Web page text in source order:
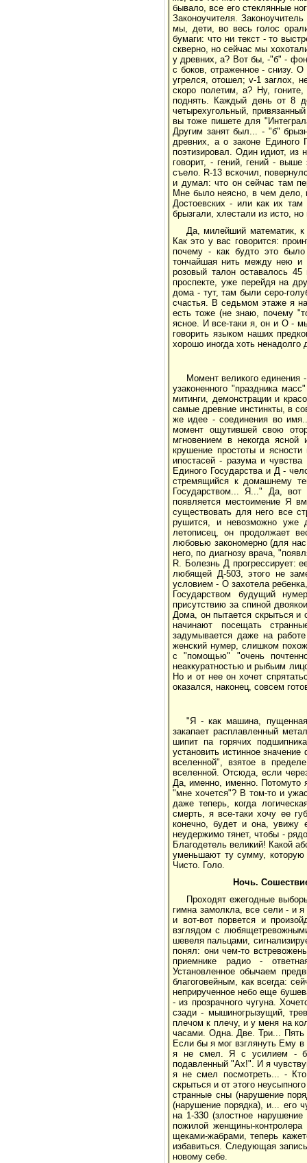
бывало, все его стеклянные
Законоучителя.
мы, дети, во весь голос
бумаги: что ни текст - то
скверно, но сейчас мы
у древних, а? Вот бы, -"б" -
с боков, отраженное - снизу.
угрелся, отошел; v-1 заглох,
скоро полетим, а? Ну,
поднять. Каждый день от 8
четырехугольный,
вы тоже пишете для
Другим занят был... - "б"
древних, а о законе Единого
поэтизировал. Один идиот, из
говорит, - гений, гений -
съело. R-13 вскочил,
и думал: что он сейчас там
Мне было неясно, в чем дело,
Достоевских - или как их
брызгали, хлестали из исто,
Да, милейший математик,
Как это у вас говорится:
почему - как будто это было
тончайшая нить между нею и
розовый талон оставалось
проспекте, уже перейдя на
дома - тут, там были серо-
счастья. В седьмом этаже я
есть тоже (не знаю, почему
ясное. И все-таки я, он и О -
говорить языком наших
хорошо иногда хоть ненадолго
Момент великого
узаконенного "праздника
митинги, демонстрации и
самые древние инстинкты, в
же идее - соединения во
момент ощутившей свою
мгновением в некогда
крушение простоты и
ипостасей - разума и
Единого Государства и Д -
стремящийся к домашнему
Государством... Я..." Да, вот
появляется местоимение Я
существовать для него все
рушится, и невозможно уже
летописец, он продолжает
любовью закономерно (для
него, по диагнозу врача,
R. Болезнь Д прогрессирует:
любящей Д-503, этого не
условием - О захотела
Государством будущий
присутствию за спиной
Дома, он пытается скрыться и
начинают посещать
задумывается даже на
женский нумер, слишком
с "помощью" "очень
неаккуратностью и рыбьим
Но и от нее он хочет
оказался, наконец, совсем
"Я - как машина,
закапает расплавленный
шипит па горячих
установить истинное
вселенной", взятое в
вселенной. Отсюда, если
Да, именно, именно. Потомуто
"мне хочется"? В том-то и
даже теперь, когда
смерть, я все-таки хочу ее
конечно, будет и она, увижу
неудержимо тянет, чтобы -
Благодетель великий! Какой
уменьшают ту сумму,
Чисто. Голо.
Ночь.
Проходят ежегодные
гимна замолкла, все сели - и я
и вот-вот порвется и
взглядом с
шевеля пальцами,
понял: они чем-то
приемнике радио -
Установленное обычаем
благоговейным, как всегда:
неприрученное небо еще
- из прозрачного чугуна.
сзади - мышиногрызущий,
плечом к плечу, и у меня на
часами. Одна. Две. Три... Пять
Если бы я мог взглянуть Ему
я не смел. Я с усилием -
подавленный "Ах!". И я
я не смел посмотреть... -
скрыться и от этого
странные сны (нарушение
(нарушение порядка), и... его
на 1-330 (злостное
пожилой женщины-
щеками-жабрами, теперь
избавиться. Следующая
новому себе.